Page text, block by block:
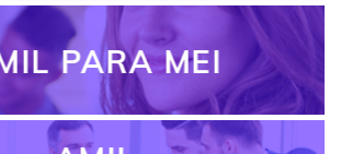
PARA MEI